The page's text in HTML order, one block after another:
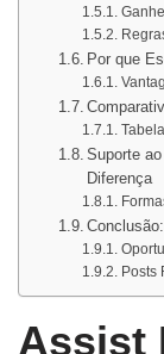
Por que
Suporte
Diferença
Posts
Assist